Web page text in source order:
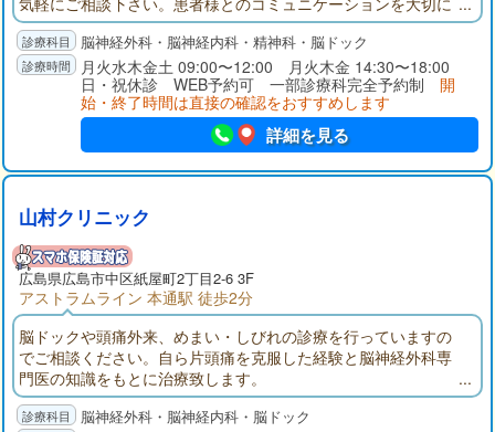
して治療方針を決定致します。総合病院で培った脳神経外科専
門知識で、皆様のご要望にお応えしたいと思います。
脳神経外科・脳神経内科・精神科・脳ドック
月火水木金土 09:00〜12:00 月火木金 14:30〜18:00
日・祝休診 WEB予約可 一部診療科完全予約制 開
始・終了時間は直接の確認をおすすめします
詳細を見る
山村クリニック
広島県広島市中区紙屋町2丁目2-6 3F
アストラムライン 本通駅 徒歩2分
脳ドックや頭痛外来、めまい・しびれの診療を行っていますの
でご相談ください。自ら片頭痛を克服した経験と脳神経外科専
門医の知識をもとに治療致します。
脳神経外科・脳神経内科・脳ドック